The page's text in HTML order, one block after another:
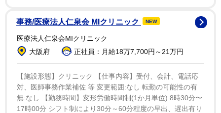
事務/医療法人仁泉会 MIクリニック NEW
医療法人仁泉会MIクリニック
大阪府
正社員：月給18万7,700円～21万円
【施設形態】クリニック 【仕事内容】受付、会計、電話応
対、医師事務作業補佐 等 変更範囲:なし 転勤の可能性の有
無:なし 【勤務時間】変形労働時間制(1か月単位) 8時30分〜
17時00分 シフト制により30分～60分程度の早出、遅出有り